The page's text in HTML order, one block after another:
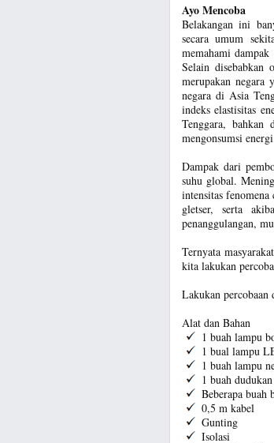
Ayo Mencoba
Belakangan ini
secara umum
memahami
Selain disebabkan
merupakan negara
negara di Asia
indeks elastisitas
Tenggara, bahkan
mengonsumsi
Dampak dari
suhu global.
intensitas
gletser, serta
penanggulangan,
Ternyata
kita lakukan
Lakukan percobaan
Alat dan Bahan
1 buah lampu
1 bual lampu
1 buah lampu
1 buah
Beberapa buah
0,5 m kabel
Gunting
Isolasi